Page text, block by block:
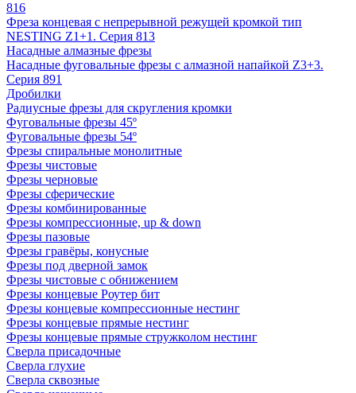
816
Фреза концевая с непрерывной режущей кромкой тип
NESTING Z1+1. Серия 813
Насадные алмазные фрезы
Насадные фуговальные фрезы с алмазной напайкой Z3+3.
Серия 891
Дробилки
Радиусные фрезы для скругления кромки
Фуговальные фрезы 45º
Фуговальные фрезы 54º
Фрезы спиральные монолитные
Фрезы чистовые
Фрезы черновые
Фрезы сферические
Фрезы комбинированные
Фрезы компрессионные, up & down
Фрезы пазовые
Фрезы гравёры, конусные
Фрезы под дверной замок
Фрезы чистовые с обнижением
Фрезы концевые Роутер бит
Фрезы концевые компрессионные нестинг
Фрезы концевые прямые нестинг
Фрезы концевые прямые стружколом нестинг
Сверла присадочные
Сверла глухие
Сверла сквозные